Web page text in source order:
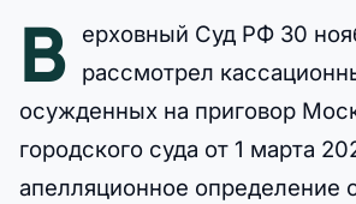
В
ерховный Суд РФ 30
рассмотрел
осужденных на приговор
городского суда от 1 марта
апелляционное определение